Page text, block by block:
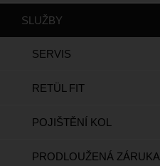
SLUŽBY
SERVIS
RETÜL FIT
POJIŠTĚNÍ KOL
PRODLOUŽENÁ ZÁRUKA